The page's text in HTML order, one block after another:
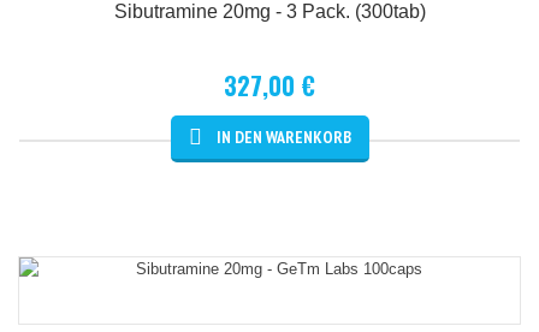
Sibutramine 20mg - 3 Pack. (300tab)
327,00 €